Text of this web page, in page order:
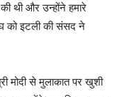
थी और उन्होंने हमारे
को इटली की संसद ने
मोदी से मुलाकात पर खुशी